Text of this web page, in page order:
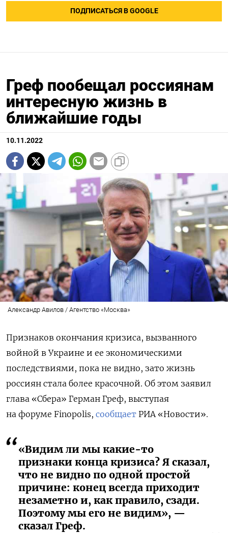
ПОДПИСАТЬСЯ В GOOGLE
Греф пообещал россиянам
интересную жизнь в
ближайшие годы
10.11.2022
Александр Авилов / Агентство «Москва»
Признаков окончания кризиса, вызванного
войной в Украине и ее экономическими
последствиями, пока не видно, зато жизнь
россиян стала более красочной. Об этом заявил
глава «Сбера» Герман Греф, выступая
на форуме Finopolis, сообщает РИА «Новости».
«Видим ли мы какие-то
признаки конца кризиса? Я сказал,
что не видно по одной простой
причине: конец всегда приходит
незаметно и, как правило, сзади.
Поэтому мы его не видим», —
сказал Греф.